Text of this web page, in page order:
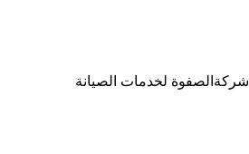
شركةالصفوة لخدمات الصيانة